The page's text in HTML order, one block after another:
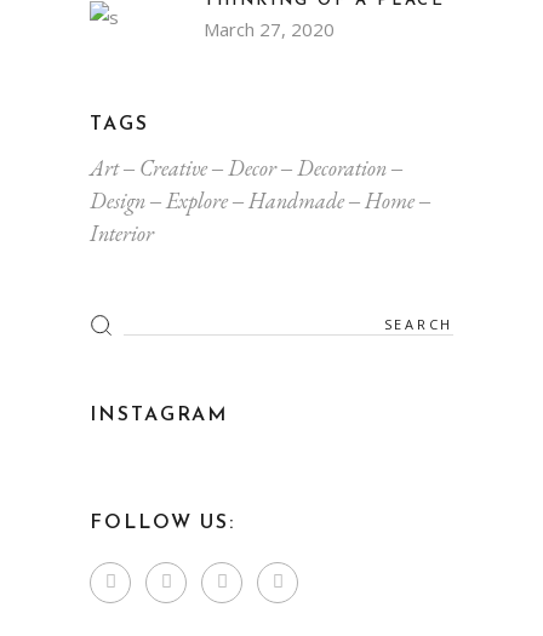
March 27, 2020
TAGS
Art Creative Decor
Decoration
Design
Explore Handmade
Home
Interior
INSTAGRAM
FOLLOW US: